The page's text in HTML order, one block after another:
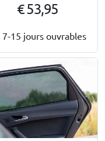
€ 53,95
7-15 jours ouvrables